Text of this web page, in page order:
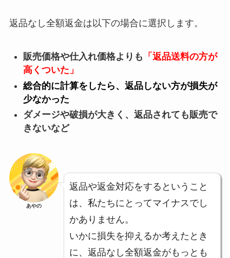
返品なし全額返金は以下の場合に選択します。
販売価格や仕入れ価格よりも 「返品送料の方が
高くついた」
総合的に計算をしたら、返品しない方が損失が
少なかった
ダメージや破損が大きく、返品されても販売で
きないなど
あやの
返品や返金対応をするということ
は、私たちにとってマイナスでし
かありません。
いかに損失を抑えるか考えたとき
に、返品なし全額返金がもっとも